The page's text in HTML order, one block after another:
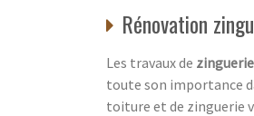
Rénovation
Les travaux de zinguerie
toute son importance
toiture et de zinguerie